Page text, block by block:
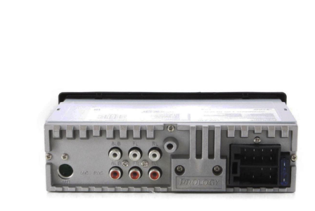
ТЕХНИЧЕСКИЕ ХАРАКТЕРИСТИКИ PROLOGY CMX-
Основные